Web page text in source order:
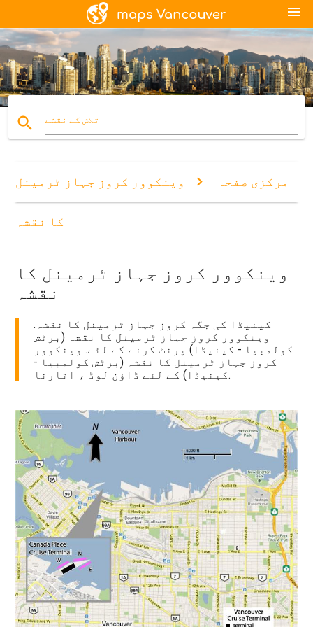
menu
search تلاش کے نقشے
مرکزی صفحہ وینکوور کروز جہاز ٹرمینل
کا نقشہ
وینکوور کروز جہاز ٹرمینل کا
نقشہ
کینیڈا کی جگہ کروز جہاز ٹرمینل کا نقشہ.
وینکوور کروز جہاز ٹرمینل کا نقشہ (برٹش
کولمبیا - کینیڈا) پرنٹ کرنے کے لئے. وینکوور
کروز جہاز ٹرمینل کا نقشہ (برٹش کولمبیا -
کینیڈا) کے لئے ڈاؤن لوڈ ، اتارنا.